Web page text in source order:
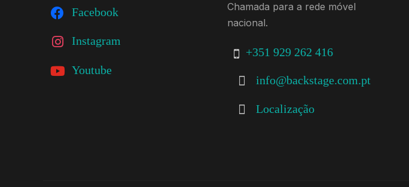
Facebook
Instagram
Youtube
Chamada para a rede móvel
nacional.
+351 929 262 416
info@backstage.com.pt
Localização